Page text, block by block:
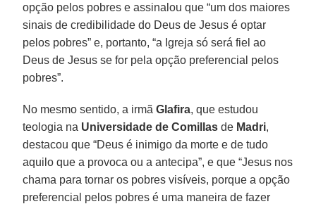
opção pelos pobres e assinalou que “um dos maiores
sinais de credibilidade do Deus de Jesus é optar
pelos pobres” e, portanto, “a Igreja só será fiel ao
Deus de Jesus se for pela opção preferencial pelos
pobres”.
No mesmo sentido, a irmãGlafira, que estudou
teologia na Universidade de Comillas de Madri,
destacou que “Deus é inimigo da morte e de tudo
aquilo que a provoca ou a antecipa”, e que “Jesus nos
chama para tornar os pobres visíveis, porque a opção
preferencial pelos pobres é uma maneira de fazer